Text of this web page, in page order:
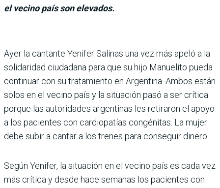
el vecino país son elevados.
Ayer la cantante Yeni­fer Salinas una vez más apeló a la
soli­daridad ciudadana para que su hijo Manuelito pueda
continuar con su tratamiento en Argen­tina. Ambos están
solos en el vecino país y la situación pasó a ser crítica
porque las autori­dades argentinas les retiraron el apoyo
a los pacientes con car­diopatías congénitas. La mujer
debe subir a cantar a los trenes para conseguir dinero.
Según Yenifer, la situación en el vecino país es cada vez
más crí­tica y desde hace semanas los pacientes con